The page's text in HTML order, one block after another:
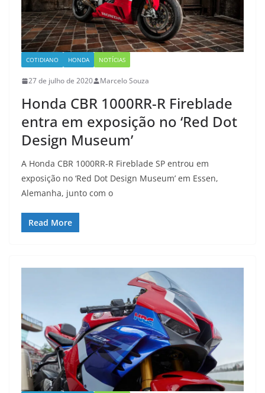
COTIDIANO HONDA NOTÍCIAS
27 de julho de 2020 Marcelo Souza
Honda CBR 1000RR-R Fireblade
entra em exposição no ‘Red Dot
Design Museum’
A Honda CBR 1000RR-R Fireblade SP entrou em
exposição no ‘Red Dot Design Museum’ em Essen,
Alemanha, junto com o
Read More